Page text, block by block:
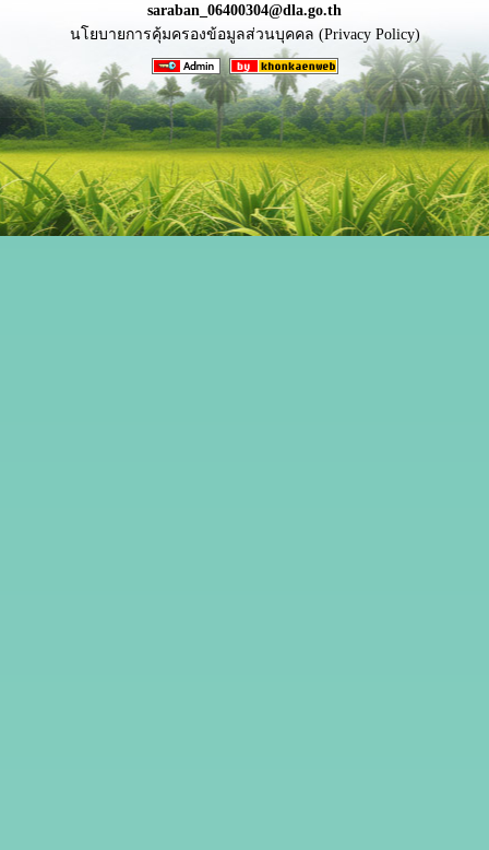
saraban_06400304@dla.go.th
นโยบายการคุ้มครองข้อมูลส่วนบุคคล (Privacy Policy)